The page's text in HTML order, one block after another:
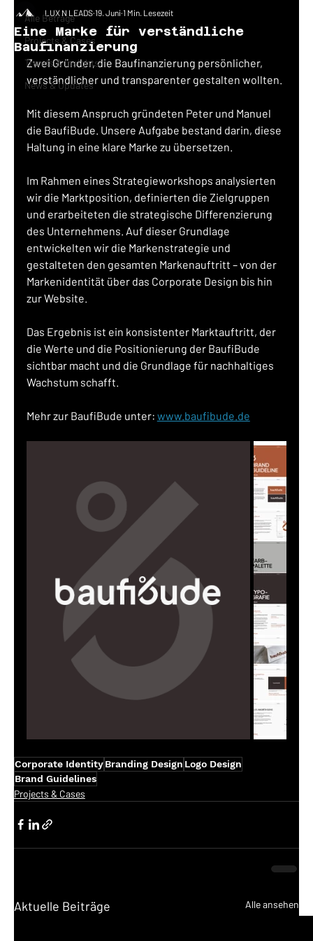
Alle Beträge
Projects & Cases
Trends & Insights
News & Updates
Eine Marke für verständliche
Baufinanzierung
LUX N LEADS 19. Juni 1 Min. Lesezeit
Zwei Gründer, die Baufinanzierung persönlicher,
verständlicher und transparenter gestalten wollten.
Mit diesem Anspruch gründeten Peter und Manuel
die BaufiBude. Unsere Aufgabe bestand darin, diese
Haltung in eine klare Marke zu übersetzen.
Im Rahmen eines Strategieworkshops analysierten
wir die Marktposition, definierten die Zielgruppen
und erarbeiteten die strategische Differenzierung
des Unternehmens. Auf dieser Grundlage
entwickelten wir die Markenstrategie und
gestalteten den gesamten Markenauftritt – von der
Markenidentität über das Corporate Design bis hin
zur Website.
Das Ergebnis ist ein konsistenter Marktauftritt, der
die Werte und die Positionierung der BaufiBude
sichtbar macht und die Grundlage für nachhaltiges
Wachstum schafft.
Mehr zur BaufiBude unter: www.baufibude.de
Corporate Identity Branding Design Logo Design
Brand Guidelines
Projects & Cases
Aktuelle Beiträge Alle ansehen